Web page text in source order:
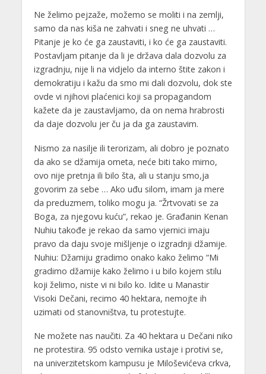
Ne želimo pejzaže, možemo se moliti i na zemlji,
samo da nas kiša ne zahvati i sneg ne uhvati …
Pitanje je ko će ga zaustaviti, i ko će ga zaustaviti.
Postavljam pitanje da li je država dala dozvolu za
izgradnju, nije li na vidjelo da interno štite zakon i
demokratiju i kažu da smo mi dali dozvolu, dok ste
ovde vi njihovi plaćenici koji sa propagandom
kažete da je zaustavljamo, da on nema hrabrosti
da daje dozvolu jer ču ja da ga zaustavim.
Nismo za nasilje ili terorizam, ali dobro je poznato
da ako se džamija ometa, neće biti tako mirno,
ovo nije pretnja ili bilo šta, ali u stanju smo,ja
govorim za sebe … Ako uđu silom, imam ja mere
da preduzmem, toliko mogu ja. “Žrtvovati se za
Boga, za njegovu kuću”, rekao je. Građanin Kenan
Nuhiu takođe je rekao da samo vjernici imaju
pravo da daju svoje mišljenje o izgradnji džamije.
Nuhiu: Džamiju gradimo onako kako želimo “Mi
gradimo džamije kako želimo i u bilo kojem stilu
koji želimo, niste vi ni bilo ko. Idite u Manastir
Visoki Dečani, recimo 40 hektara, nemojte ih
uzimati od stanovništva, tu protestujte.
Ne možete nas naučiti. Za 40 hektara u Dečani niko
ne protestira. 95 odsto vernika ustaje i protivi se,
na univerzitetskom kampusu je Miloševićeva crkva,